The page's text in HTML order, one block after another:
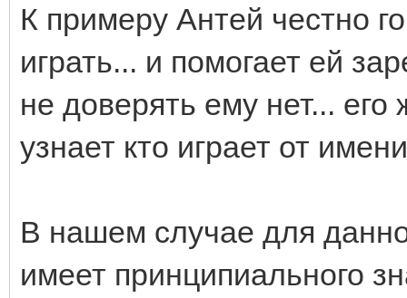
К примеру Антей честно
играть... и помогает ей
не доверять ему нет...
узнает кто играет от
В нашем случае для
имеет принципиального